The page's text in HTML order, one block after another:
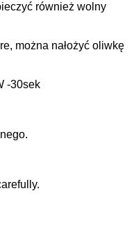
również wolny
można nałożyć oliwkę
-30sek